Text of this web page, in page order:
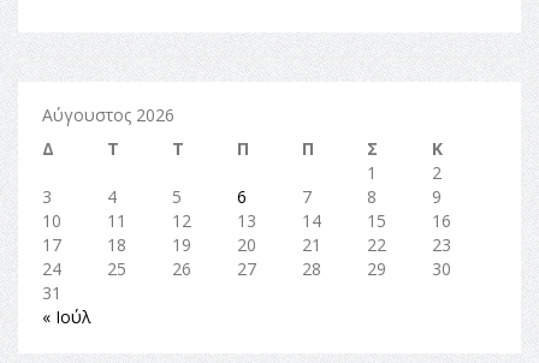
Αύγουστος 2026
Δ
Τ Τ Π Π Σ
Κ
1
2
3
4 5 6 7 8
9
10
11 12 13 14 15
16
17
18 19 20 21 22
23
24
25 26 27 28 29
30
31
« Ιούλ